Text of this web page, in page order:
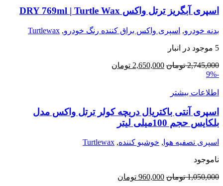
اسپری آبگریز ترتل واکس DRY 769ml | Turtle Wax
بدنه خودرو, اسپری واکس براق کننده رنگ خودرو,
Turtlewax
5 موجود در انبار
2,745,000 تومان قیمت
2,650,000 تومان
-9%
اطلاعات بیشتر
اسپری آنتی باکتریال دریچه کولر ترتل واکس مدل
بلکایس حجم 100میلی لیتر
اسپری تصفیه هوا , خوشبو کننده,
Turtlewax
ناموجود
1,050,000 تومان قیمت
960,000 تومان